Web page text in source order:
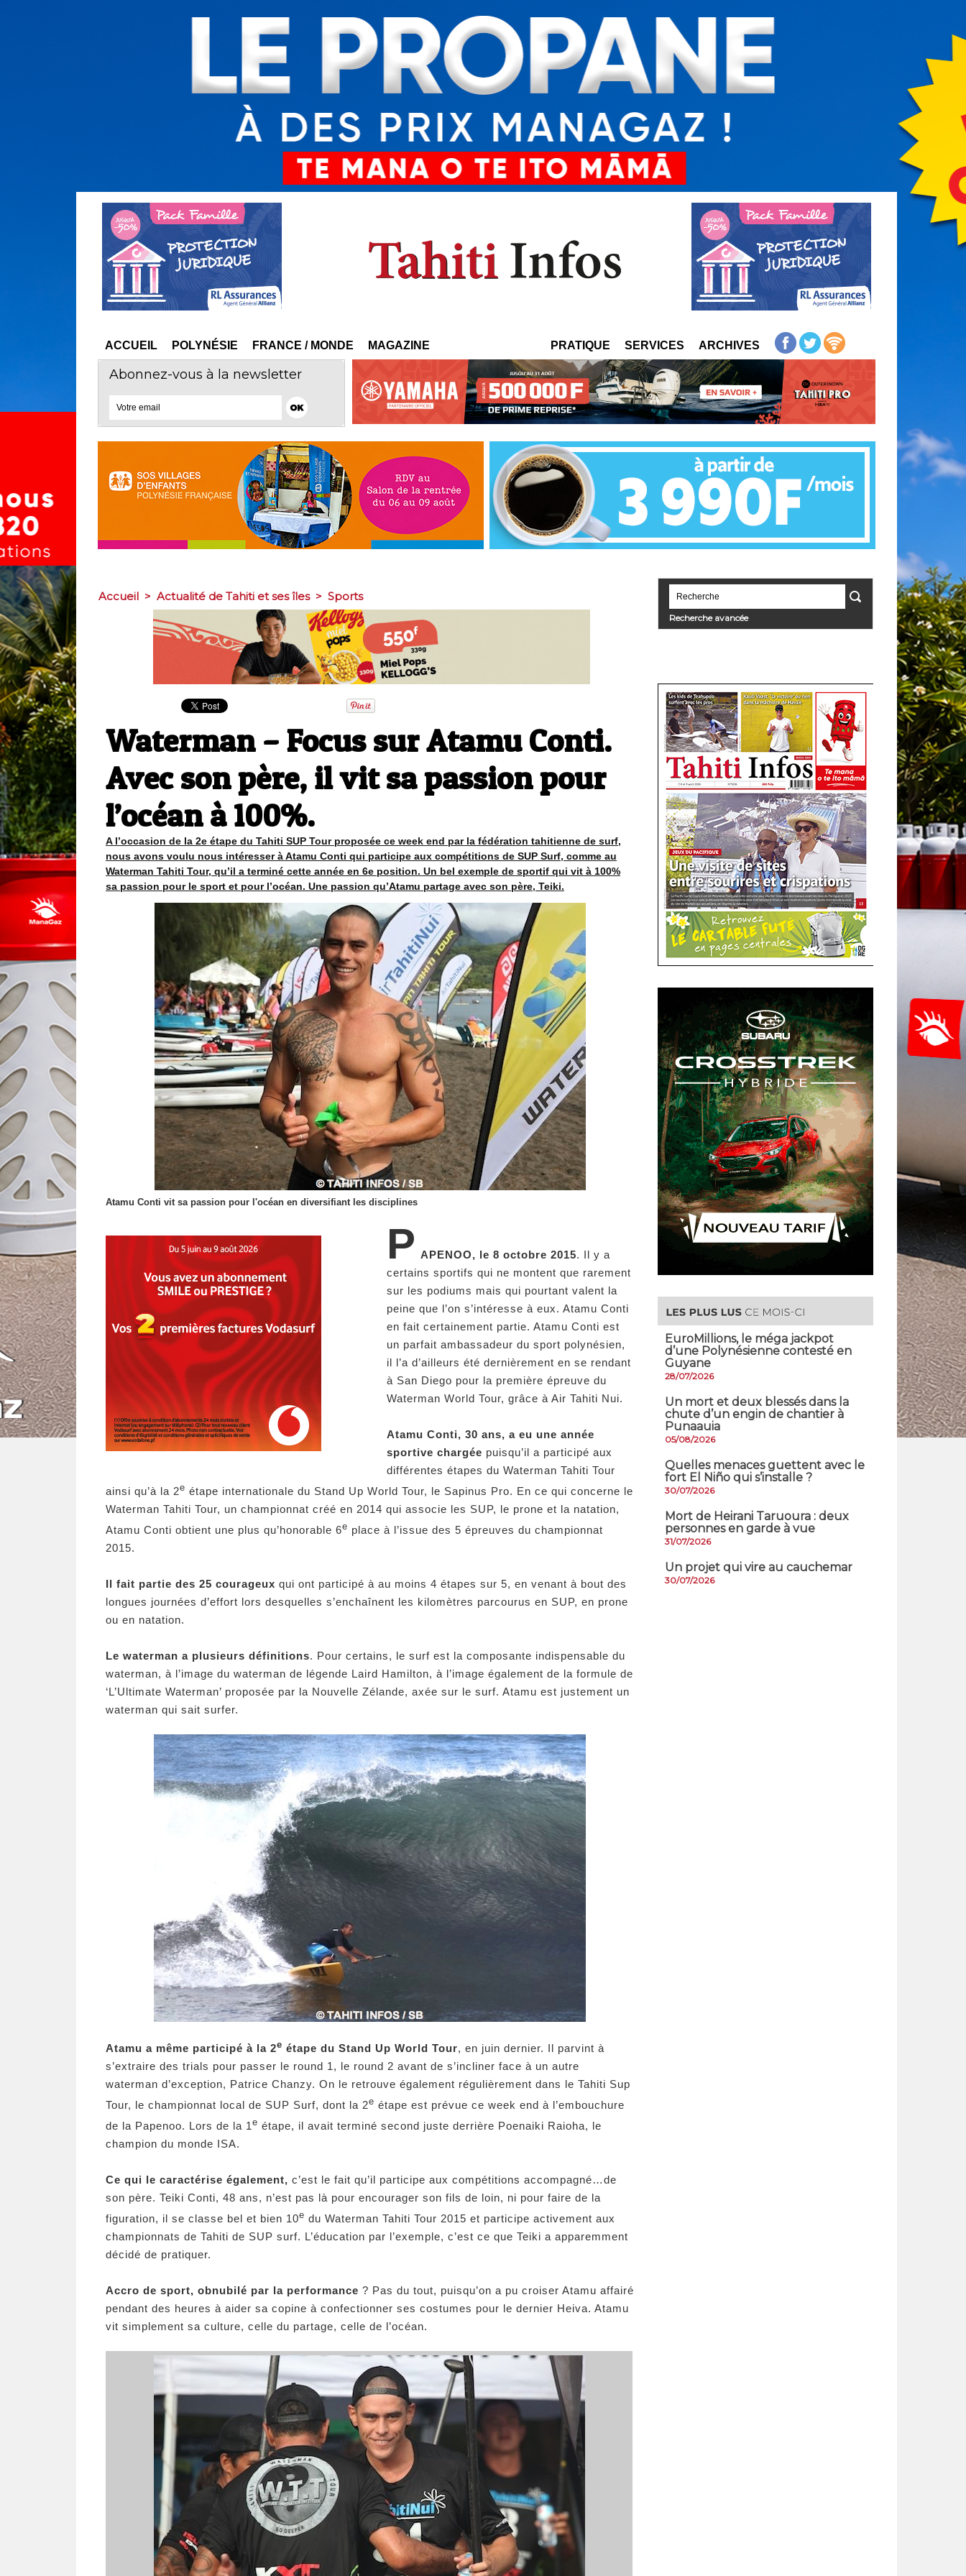
ACCUEIL POLYNÉSIE FRANCE / MONDE MAGAZINE PRATIQUE SERVICES ARCHIVES
Abonnez-vous à la newsletter
Accueil > Actualité de Tahiti et ses îles > Sports
Waterman – Focus sur Atamu Conti.
Avec son père, il vit sa passion pour
l’océan à 100%.
A l’occasion de la 2e étape du Tahiti SUP Tour proposée ce week end par la fédération tahitienne de surf,
nous avons voulu nous intéresser à Atamu Conti qui participe aux compétitions de SUP Surf, comme au
Waterman Tahiti Tour, qu’il a terminé cette année en 6e position. Un bel exemple de sportif qui vit à 100%
sa passion pour le sport et pour l’océan. Une passion qu’Atamu partage avec son père, Teiki.
Atamu Conti vit sa passion pour l'océan en diversifiant les disciplines
P APENOO, le 8 octobre 2015. Il y a
certains sportifs qui ne montent que rarement
sur les podiums mais qui pourtant valent la
peine que l’on s’intéresse à eux. Atamu Conti
en fait certainement partie. Atamu Conti est
un parfait ambassadeur du sport polynésien,
il l’a d’ailleurs été dernièrement en se rendant
à San Diego pour la première épreuve du
Waterman World Tour, grâce à Air Tahiti Nui.
Atamu Conti, 30 ans, a eu une année
sportive chargée puisqu’il a participé aux
différentes étapes du Waterman Tahiti Tour
ainsi qu’à la 2e étape internationale du Stand Up World Tour, le Sapinus Pro. En ce qui concerne le
Waterman Tahiti Tour, un championnat créé en 2014 qui associe les SUP, le prone et la natation,
Atamu Conti obtient une plus qu’honorable 6e place à l’issue des 5 épreuves du championnat
2015.
Il fait partie des 25 courageux qui ont participé à au moins 4 étapes sur 5, en venant à bout des
longues journées d’effort lors desquelles s’enchaînent les kilomètres parcourus en SUP, en prone
ou en natation.
Le waterman a plusieurs définitions. Pour certains, le surf est la composante indispensable du
waterman, à l’image du waterman de légende Laird Hamilton, à l’image également de la formule de
‘L’Ultimate Waterman’ proposée par la Nouvelle Zélande, axée sur le surf. Atamu est justement un
waterman qui sait surfer.
Atamu a même participé à la 2e étape du Stand Up World Tour, en juin dernier. Il parvint à
s’extraire des trials pour passer le round 1, le round 2 avant de s’incliner face à un autre
waterman d’exception, Patrice Chanzy. On le retrouve également régulièrement dans le Tahiti Sup
Tour, le championnat local de SUP Surf, dont la 2e étape est prévue ce week end à l’embouchure
de la Papenoo. Lors de la 1e étape, il avait terminé second juste derrière Poenaiki Raioha, le
champion du monde ISA.
Ce qui le caractérise également, c’est le fait qu’il participe aux compétitions accompagné…de
son père. Teiki Conti, 48 ans, n’est pas là pour encourager son fils de loin, ni pour faire de la
figuration, il se classe bel et bien 10e du Waterman Tahiti Tour 2015 et participe activement aux
championnats de Tahiti de SUP surf. L’éducation par l’exemple, c’est ce que Teiki a apparemment
décidé de pratiquer.
Accro de sport, obnubilé par la performance ? Pas du tout, puisqu’on a pu croiser Atamu affairé
pendant des heures à aider sa copine à confectionner ses costumes pour le dernier Heiva. Atamu
vit simplement sa culture, celle du partage, celle de l’océan.
Recherche avancée
EuroMillions, ​le méga jackpot
d’une Polynésienne contesté en
Guyane
28/07/2026
​Un mort et deux blessés dans la
chute d’un engin de chantier à
Punaauia
05/08/2026
Quelles menaces guettent avec le
fort El Niño qui s’installe ?
30/07/2026
Mort de Heirani Taruoura : deux
personnes en garde à vue
31/07/2026
Un projet qui vire au cauchemar
30/07/2026